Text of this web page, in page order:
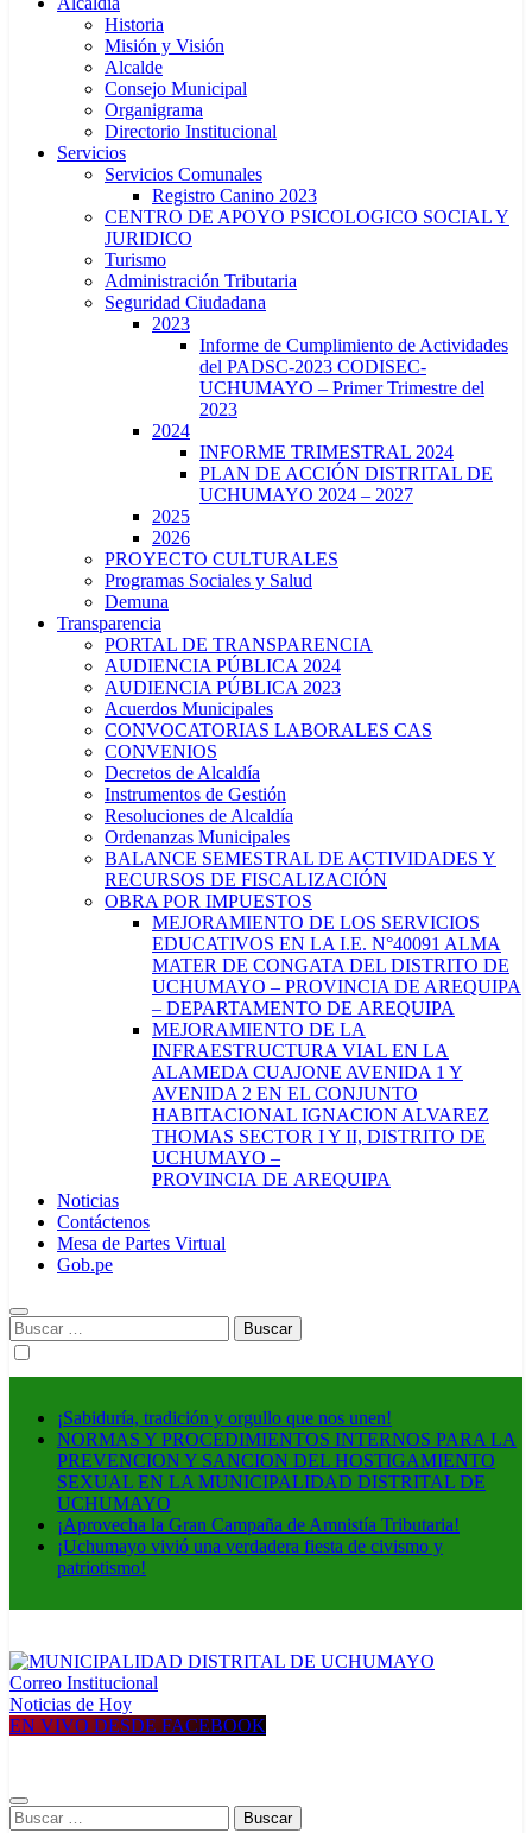
Historia
Misión y Visión
Alcalde
Consejo Municipal
Organigrama
Directorio Institucional
Servicios
Servicios Comunales
Registro Canino 2023
CENTRO DE APOYO PSICOLOGICO SOCIAL Y
JURIDICO
Turismo
Administración Tributaria
Seguridad Ciudadana
2023
Informe de Cumplimiento de Actividades
del PADSC-2023 CODISEC-
UCHUMAYO – Primer Trimestre del
2023
2024
INFORME TRIMESTRAL 2024
PLAN DE ACCIÓN DISTRITAL DE
UCHUMAYO 2024 – 2027
2025
2026
PROYECTO CULTURALES
Programas Sociales y Salud
Demuna
Transparencia
PORTAL DE TRANSPARENCIA
AUDIENCIA PÚBLICA 2024
AUDIENCIA PÚBLICA 2023
Acuerdos Municipales
CONVOCATORIAS LABORALES CAS
CONVENIOS
Decretos de Alcaldía
Instrumentos de Gestión
Resoluciones de Alcaldía
Ordenanzas Municipales
BALANCE SEMESTRAL DE ACTIVIDADES Y
RECURSOS DE FISCALIZACIÓN
OBRA POR IMPUESTOS
MEJORAMIENTO DE LOS SERVICIOS
EDUCATIVOS EN LA I.E. N°40091 ALMA
MATER DE CONGATA DEL DISTRITO DE
UCHUMAYO – PROVINCIA DE AREQUIPA
– DEPARTAMENTO DE AREQUIPA
MEJORAMIENTO DE LA
INFRAESTRUCTURA VIAL EN LA
ALAMEDA CUAJONE AVENIDA 1 Y
AVENIDA 2 EN EL CONJUNTO
HABITACIONAL IGNACION ALVAREZ
THOMAS SECTOR I Y II, DISTRITO DE
UCHUMAYO –
PROVINCIA DE AREQUIPA
Noticias
Contáctenos
Mesa de Partes Virtual
Gob.pe
Buscar:
¡Sabiduría, tradición y orgullo que nos unen!
NORMAS Y PROCEDIMIENTOS INTERNOS PARA LA
PREVENCION Y SANCION DEL HOSTIGAMIENTO
SEXUAL EN LA MUNICIPALIDAD DISTRITAL DE
UCHUMAYO
¡Aprovecha la Gran Campaña de Amnistía Tributaria!
¡Uchumayo vivió una verdadera fiesta de civismo y
patriotismo!
MUNICIPALIDAD DISTRITAL DE UCHUMAYO
Construyendo una nueva Historia
Correo Institucional
Noticias de Hoy
EN VIVO DESDE FACEBOOK
Buscar: